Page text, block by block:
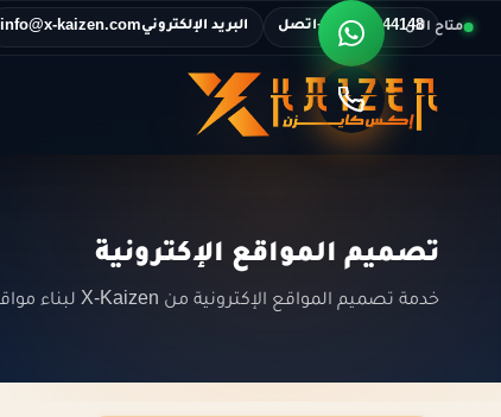
اتصل+201116344148 البريد الإلكترونيinfo@x-kaizen.com متاح الآن
تصميم المواقع الإكترونية
خدمة تصميم المواقع الإكترونية من X-Kaizen لبناء مواقع شركات ومتاجر سريعة وآمنة ومتوافقة مع السيو وتجربة المستخدم.